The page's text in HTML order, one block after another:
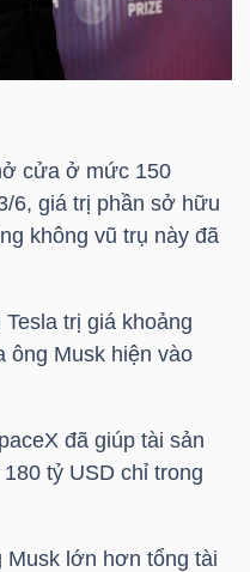
cửa ở mức 150
6, giá trị phần sở hữu
không vũ trụ này đã
trị giá khoảng
ông Musk hiện vào
đã giúp tài sản
180 tỷ USD chỉ trong
Musk lớn hơn tổng tài